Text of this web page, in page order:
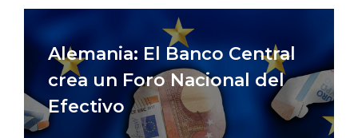
Alemania: El Banco Central
crea un Foro Nacional del
Efectivo